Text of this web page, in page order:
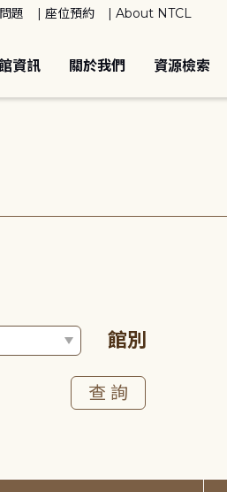
題 座位預約 About NTCL
資訊 關於我們 資源檢索
館別